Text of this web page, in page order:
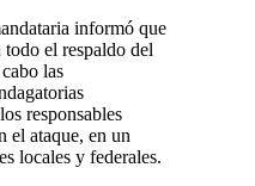
informó que
el respaldo del
las
responsables
el ataque, en un
locales y federales.